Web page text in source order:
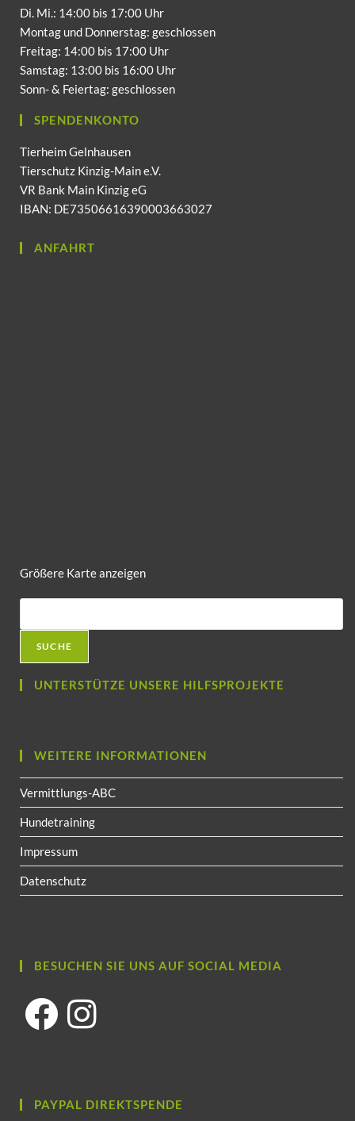
Di. Mi.: 14:00 bis 17:00 Uhr
Montag und Donnerstag: geschlossen
Freitag: 14:00 bis 17:00 Uhr
Samstag: 13:00 bis 16:00 Uhr
Sonn- & Feiertag: geschlossen
SPENDENKONTO
Tierheim Gelnhausen
Tierschutz Kinzig-Main e.V.
VR Bank Main Kinzig eG
IBAN: DE73506616390003663027
ANFAHRT
Größere Karte anzeigen
SUCHE
UNTERSTÜTZE UNSERE HILFSPROJEKTE
WEITERE INFORMATIONEN
Vermittlungs-ABC
Hundetraining
Impressum
Datenschutz
BESUCHEN SIE UNS AUF SOCIAL MEDIA
PAYPAL DIREKTSPENDE